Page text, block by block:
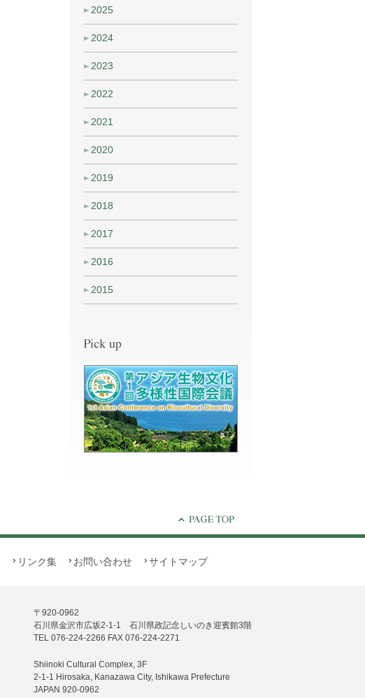
2025
2024
2023
2022
2021
2020
2019
2018
2017
2016
2015
リンク集 お問い合わせ サイトマップ
〒920-0962
石川県金沢市広坂2-1-1 石川県政記念しいのき迎賓館3階
TEL 076-224-2266 FAX 076-224-2271
Shiinoki Cultural Complex, 3F
2-1-1 Hirosaka, Kanazawa City, Ishikawa Prefecture
JAPAN 920-0962